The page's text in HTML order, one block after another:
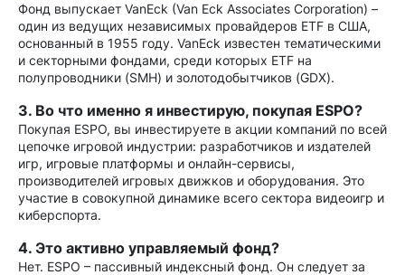
Фонд выпускает VanEck (Van Eck Associates Corporation) –
один из ведущих независимых провайдеров ETF в США,
основанный в 1955 году. VanEck известен тематическими
и секторными фондами, среди которых ETF на
полупроводники (SMH) и золотодобытчиков (GDX).
3. Во что именно я инвестирую, покупая ESPO?
Покупая ESPO, вы инвестируете в акции компаний по всей
цепочке игровой индустрии: разработчиков и издателей
игр, игровые платформы и онлайн-сервисы,
производителей игровых движков и оборудования. Это
участие в совокупной динамике всего сектора видеоигр и
киберспорта.
4. Это активно управляемый фонд?
Нет. ESPO – пассивный индексный фонд. Он следует за